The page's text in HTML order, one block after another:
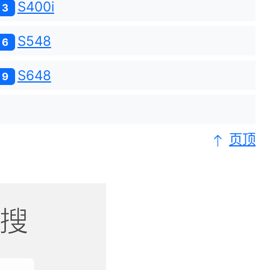
3 S400i
6 S548
9 S648
页顶